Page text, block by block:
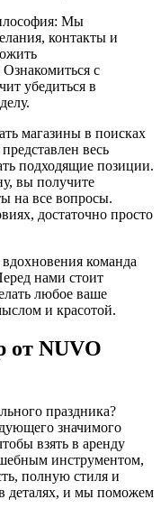
Мы
контакты и
с
убедиться в
магазины в поисках
весь
подходящие позиции.
вы получите
на все вопросы.
достаточно просто
команда
нами стоит
любое ваше
и красотой.
от NUVO
праздника?
значимого
взять в аренду
инструментом,
полную стиля и
деталях, и мы поможем